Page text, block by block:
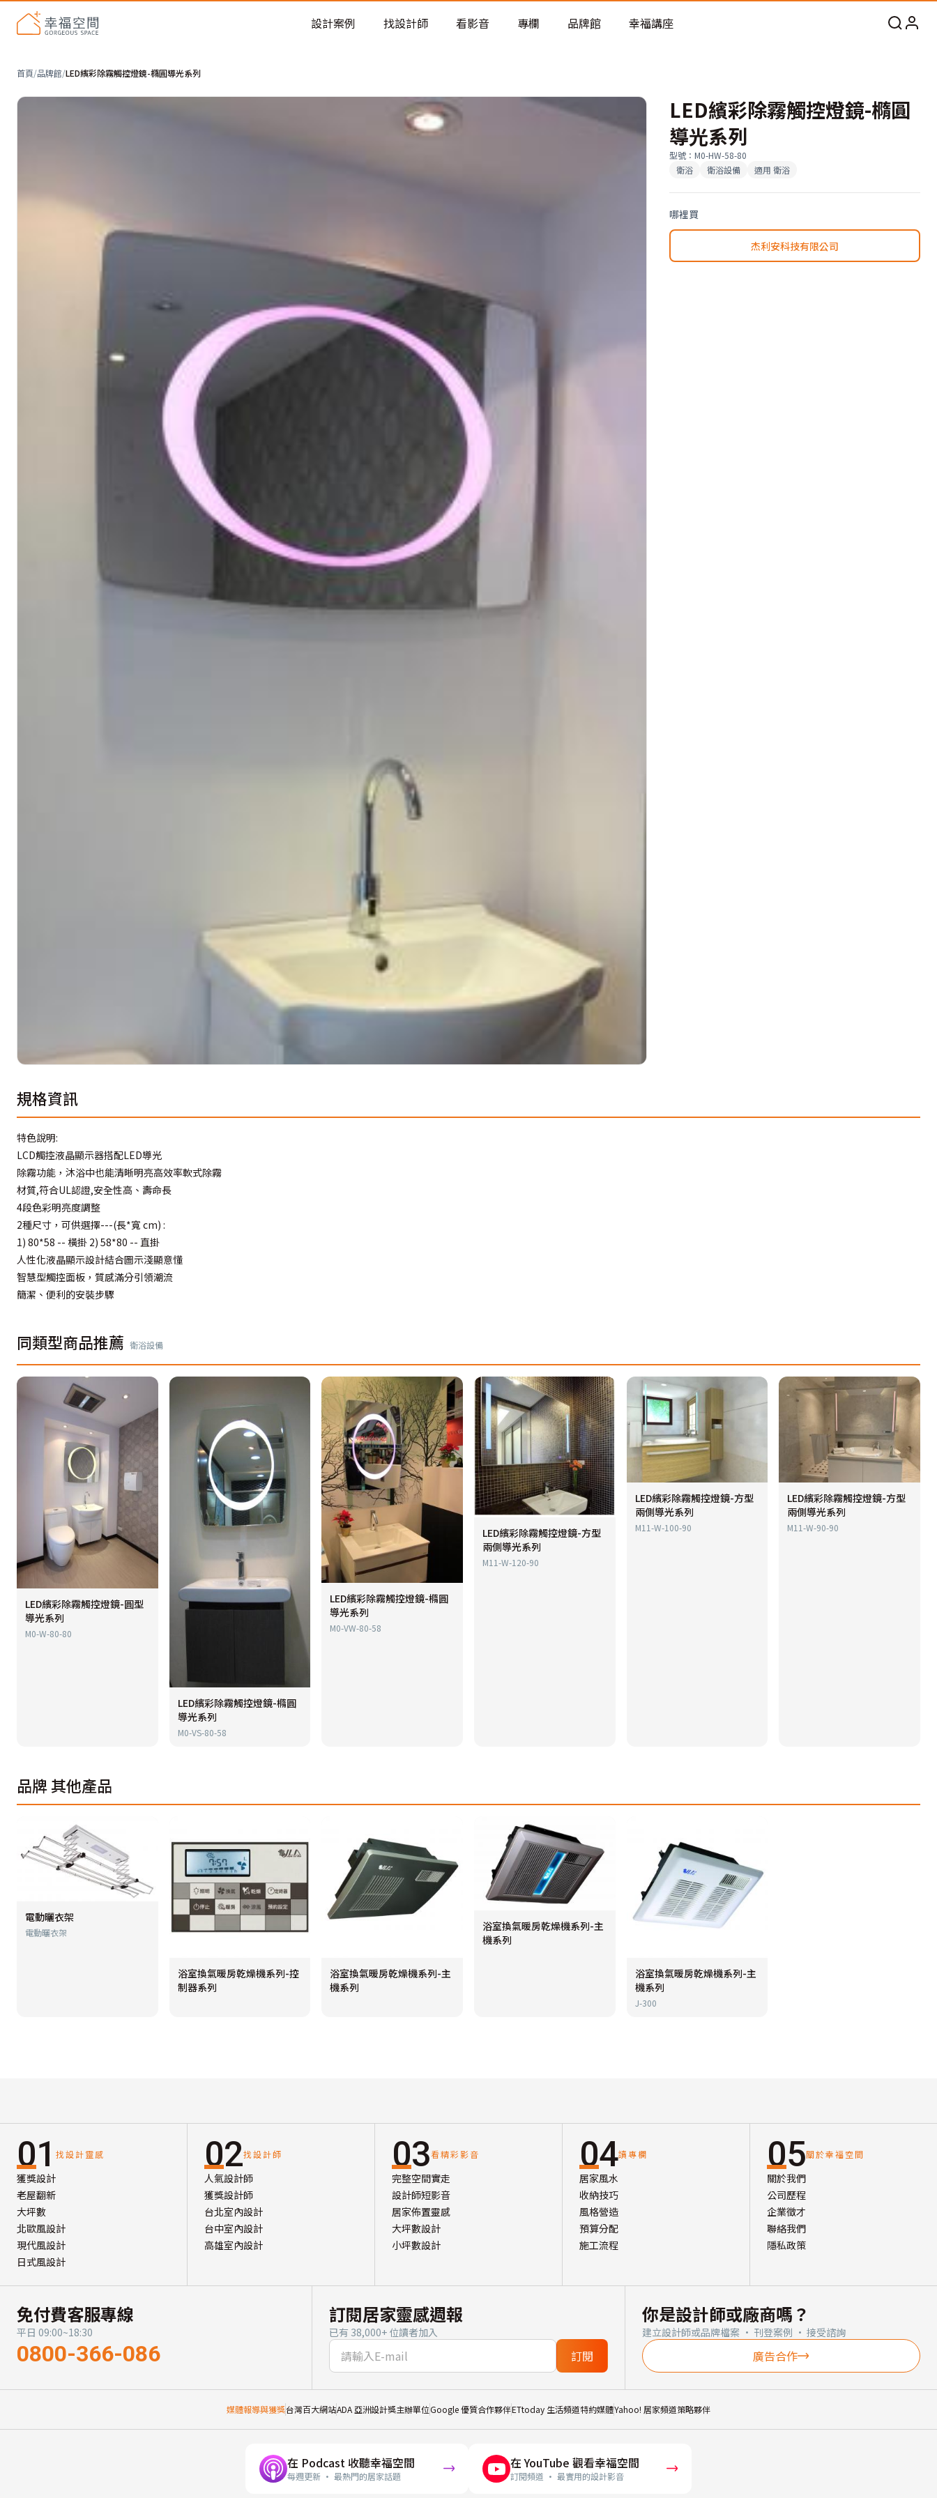
老屋預算分配與高 CP 值煥新術
設計案例 找設計師 看影音 專欄 品牌館 幸福講座
首頁/品牌館/LED繽彩除霧觸控燈鏡-橢圓導光系列
LED繽彩除霧觸控燈鏡-橢圓
導光系列
型號 ： M0-HW-58-80
衛浴
衛浴設備 適用 衛浴
哪裡買
杰利安科技有限公司
規格資訊
特色說明:
LCD觸控液晶顯示器搭配LED導光
除霧功能，沐浴中也能清晰明亮高效率軟式除霧
材質,符合UL認證,安全性高、壽命長
4段色彩明亮度調整
2種尺寸，可供選擇---(長*寬 cm) :
1) 80*58 -- 橫掛 2) 58*80 -- 直掛
人性化液晶顯示設計結合圖示淺顯意懂
智慧型觸控面板，質感滿分引領潮流
簡潔、便利的安裝步驟
同類型商品推薦 衛浴設備
LED繽彩除霧觸控燈鏡-圓型
導光系列
M0-W-80-80
LED繽彩除霧觸控燈鏡-橢圓
導光系列
M0-VS-80-58
LED繽彩除霧觸控燈鏡-橢圓
導光系列
M0-VW-80-58
LED繽彩除霧觸控燈鏡-方型
兩側導光系列
M11-W-120-90
LED繽彩除霧觸控燈鏡-方型
兩側導光系列
M11-W-100-90
LED繽彩除霧觸控燈鏡-方型
兩側導光系列
M11-W-90-90
品牌其他產品
電動曬衣架
電動曬衣架
浴室換氣暖房乾燥機系列-控
制器系列
浴室換氣暖房乾燥機系列-主
機系列
浴室換氣暖房乾燥機系列-主
機系列
浴室換氣暖房乾燥機系列-主
機系列
J-300
01 找設計靈感
獲獎設計
老屋翻新
大坪數
北歐風設計
現代風設計
日式風設計
02找設計師
人氣設計師
獲獎設計師
台北室內設計
台中室內設計
高雄室內設計
03看精彩影音
完整空間實走
設計師短影音
居家佈置靈感
大坪數設計
小坪數設計
04讀專欄
居家風水
收納技巧
風格營造
預算分配
施工流程
05關於幸福空間
關於我們
公司歷程
企業徵才
聯絡我們
隱私政策
免付費客服專線
平日 09:00~18:30
0800-366-086
訂閱居家靈感週報
已有 38,000+ 位讀者加入
訂閱
你是設計師或廠商嗎？
建立設計師或品牌檔案 · 刊登案例 · 接受諮詢
廣告合作
媒體報導與獲獎台灣百大網站ADA 亞洲設計獎主辦單位Google 優質合作夥伴ETtoday 生活頻道特約媒體Yahoo! 居家頻道策略夥伴
在 Podcast 收聽幸福空間
每週更新 · 最熱門的居家話題
在 YouTube 觀看幸福空間
訂閱頻道 · 最實用的設計影音